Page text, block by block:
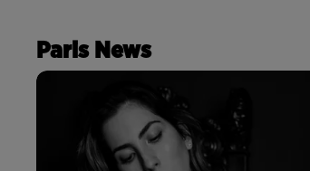
Paris News